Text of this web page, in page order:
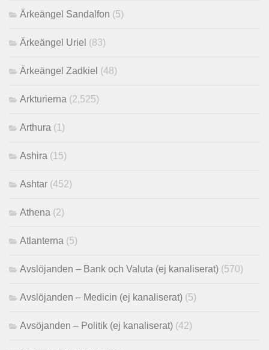
Ärkeängel Sandalfon (5)
Ärkeängel Uriel (83)
Ärkeängel Zadkiel (48)
Arkturierna (2,525)
Arthura (1)
Ashira (15)
Ashtar (452)
Athena (2)
Atlanterna (5)
Avslöjanden – Bank och Valuta (ej kanaliserat) (570)
Avslöjanden – Medicin (ej kanaliserat) (5)
Avsöjanden – Politik (ej kanaliserat) (42)